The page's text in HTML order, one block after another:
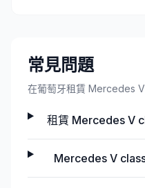
常見問題
在葡萄牙租賃 Mercedes
租賃 Mercedes V
Mercedes V